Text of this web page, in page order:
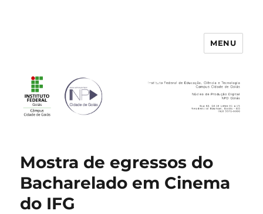
Núcleo de Produção Digital de
MENU
Mostra de egressos do
Bacharelado em Cinema
do IFG